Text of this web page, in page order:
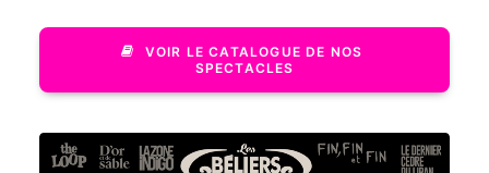
VOIR LE CATALOGUE DE NOS
SPECTACLES